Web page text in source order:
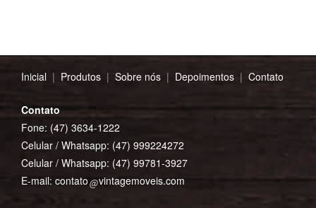
Inicial | Produtos | Sobre nós | Depoimentos | Contato
Contato
Fone: (47) 3634-1222
Celular / Whatsapp: (47) 999224272
Celular / Whatsapp: (47) 99781-3927
E-mail: contato vintagemoveis.com